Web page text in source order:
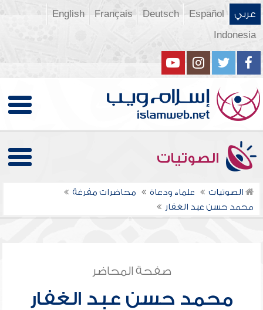
عربي Español
Deutsch
Français
English
Indonesia
الصوتيات
الصوتيات علماء ودعاة
محاضرات مفرغة
محمد حسن عبد الغفار
صفحة المحاضر
محمد حسن عبد الغفار